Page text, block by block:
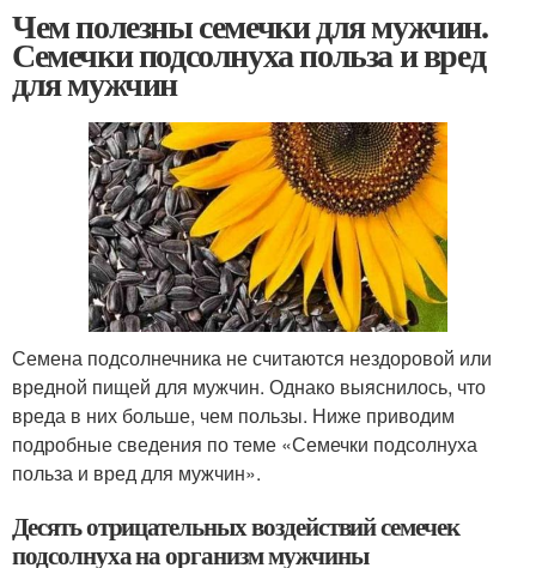
Чем полезны семечки для мужчин.
Семечки подсолнуха польза и вред
для мужчин
Семена подсолнечника не считаются нездоровой или
вредной пищей для мужчин. Однако выяснилось, что
вреда в них больше, чем пользы. Ниже приводим
подробные сведения по теме «Семечки подсолнуха
польза и вред для мужчин».
Десять отрицательных воздействий семечек
подсолнуха на организм мужчины